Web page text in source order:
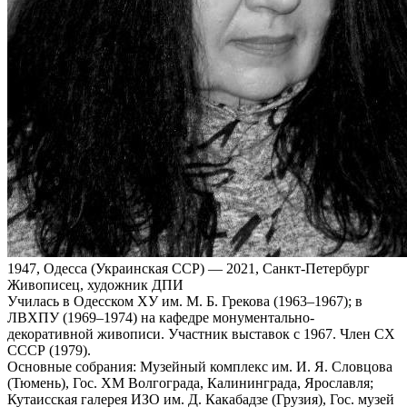
1947, Одесса (Украинская ССР) — 2021, Санкт-Петербург
Живописец, художник ДПИ
Училась в Одесском ХУ им. М. Б. Грекова (1963–1967); в
ЛВХПУ (1969–1974) на кафедре монументально-
декоративной живописи. Участник выставок с 1967. Член СХ
СССР (1979).
Основные собрания: Музейный комплекс им. И. Я. Словцова
(Тюмень), Гос. ХМ Волгограда, Калининграда, Ярославля;
Кутаисская галерея ИЗО им. Д. Какабадзе (Грузия), Гос. музей